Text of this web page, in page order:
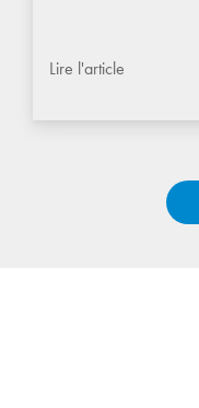
Lire l'article